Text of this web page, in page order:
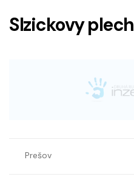
Slzickovy plech
Prešov